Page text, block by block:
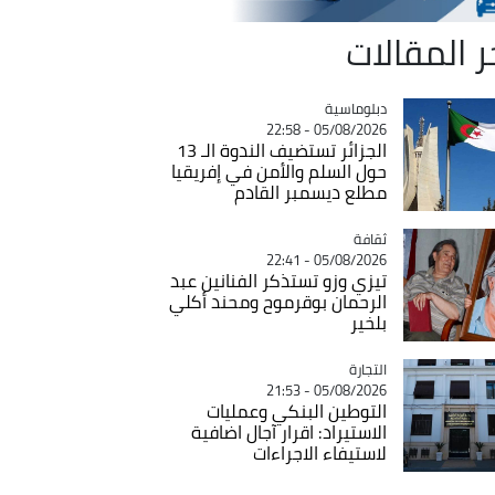
المقالات
Catégorie
دبلوماسية
05/08/2026 - 22:58
الجزائر تستضيف الندوة الـ 13
حول السلم والأمن في إفريقيا
مطلع ديسمبر القادم
Catégorie
ثقافة
05/08/2026 - 22:41
تيزي وزو تستذكر الفنانين عبد
الرحمان بوقرموح ومحند أكلي
بلخير
Catégorie
التجارة
05/08/2026 - 21:53
التوطين البنكي وعمليات
الاستيراد: اقرار آجال اضافية
لاستيفاء الاجراءات